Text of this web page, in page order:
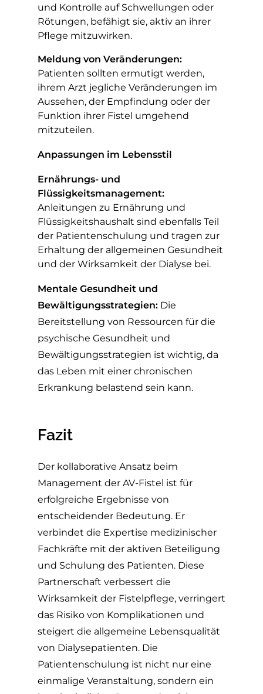
und Kontrolle auf Schwellungen oder
Rötungen, befähigt sie, aktiv an ihrer
Pflege mitzuwirken.
Meldung von Veränderungen:
Patienten sollten ermutigt werden,
ihrem Arzt jegliche Veränderungen im
Aussehen, der Empfindung oder der
Funktion ihrer Fistel umgehend
mitzuteilen.
Anpassungen im Lebensstil
Ernährungs- und
Flüssigkeitsmanagement:
Anleitungen zu Ernährung und
Flüssigkeitshaushalt sind ebenfalls Teil
der Patientenschulung und tragen zur
Erhaltung der allgemeinen Gesundheit
und der Wirksamkeit der Dialyse bei.
Mentale Gesundheit und
Bewältigungsstrategien:Die
Bereitstellung von Ressourcen für die
psychische Gesundheit und
Bewältigungsstrategien ist wichtig, da
das Leben mit einer chronischen
Erkrankung belastend sein kann.
Fazit
Der kollaborative Ansatz beim
Management der AV-Fistel ist für
erfolgreiche Ergebnisse von
entscheidender Bedeutung. Er
verbindet die Expertise medizinischer
Fachkräfte mit der aktiven Beteiligung
und Schulung des Patienten. Diese
Partnerschaft verbessert die
Wirksamkeit der Fistelpflege, verringert
das Risiko von Komplikationen und
steigert die allgemeine Lebensqualität
von Dialysepatienten. Die
Patientenschulung ist nicht nur eine
einmalige Veranstaltung, sondern ein